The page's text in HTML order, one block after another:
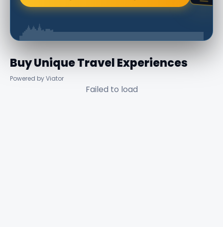
Buy Unique Travel Experiences
Powered by Viator
Failed to load